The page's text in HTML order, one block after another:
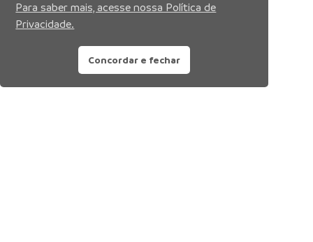
Para saber mais, acesse nossa Política de
Privacidade.
Concordar e fechar